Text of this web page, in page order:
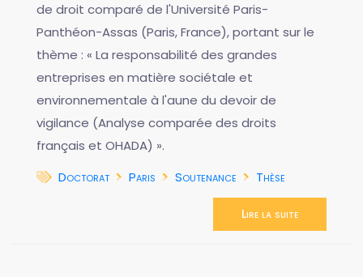
de droit comparé de l'Université Paris-
Panthéon-Assas (Paris, France), portant sur le
thème : « La responsabilité des grandes
entreprises en matière sociétale et
environnementale à l'aune du devoir de
vigilance (Analyse comparée des droits
français et OHADA) ».
Doctorat
Paris Soutenance Thèse
Lire la suite